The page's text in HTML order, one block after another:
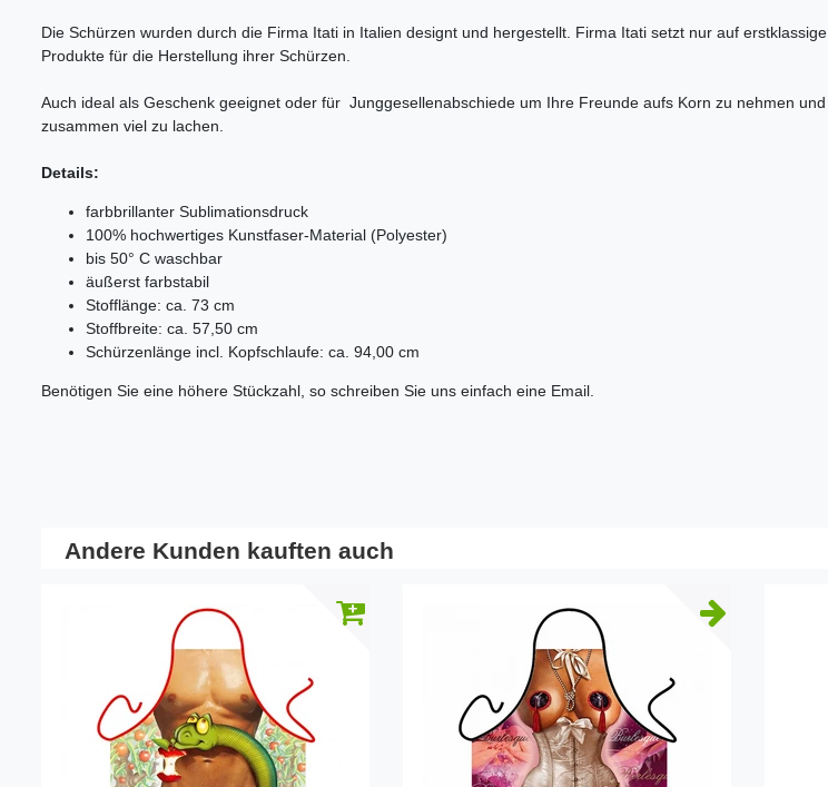
Die Schürzen wurden durch die Firma Itati in Italien designt und hergestellt. Firma Itati setzt nur auf erstklassige
Produkte für die Herstellung ihrer Schürzen.
Auch ideal als Geschenk geeignet oder für Junggesellenabschiede um Ihre Freunde aufs Korn zu nehmen und
zusammen viel zu lachen.
Details:
farbbrillanter Sublimationsdruck
100% hochwertiges Kunstfaser-Material (Polyester)
bis 50° C waschbar
äußerst farbstabil
Stofflänge: ca. 73 cm
Stoffbreite: ca. 57,50 cm
Schürzenlänge incl. Kopfschlaufe: ca. 94,00 cm
Benötigen Sie eine höhere Stückzahl, so schreiben Sie uns einfach eine Email.
Andere Kunden kauften auch